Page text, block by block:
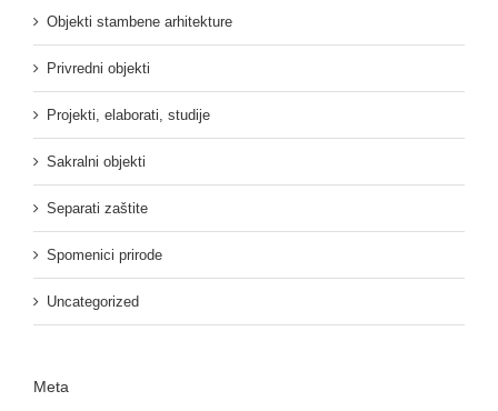
Objekti stambene arhitekture
Privredni objekti
Projekti, elaborati, studije
Sakralni objekti
Separati zaštite
Spomenici prirode
Uncategorized
Meta